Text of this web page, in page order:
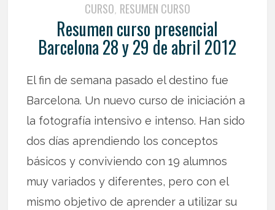
CURSO, RESUMEN CURSO
Resumen curso presencial
Barcelona 28 y 29 de abril 2012
El fin de semana pasado el destino fue
Barcelona. Un nuevo curso de iniciación a
la fotografía intensivo e intenso. Han sido
dos días aprendiendo los conceptos
básicos y conviviendo con 19 alumnos
muy variados y diferentes, pero con el
mismo objetivo de aprender a utilizar su